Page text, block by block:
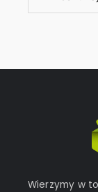
Wierzymy w